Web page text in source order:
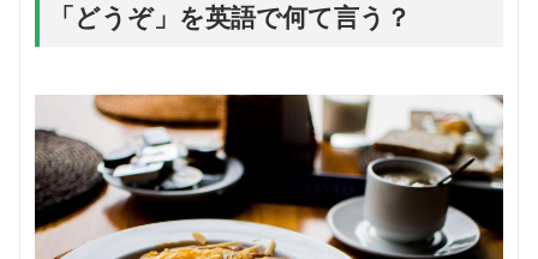
「どうぞ」を英語で何て言う？